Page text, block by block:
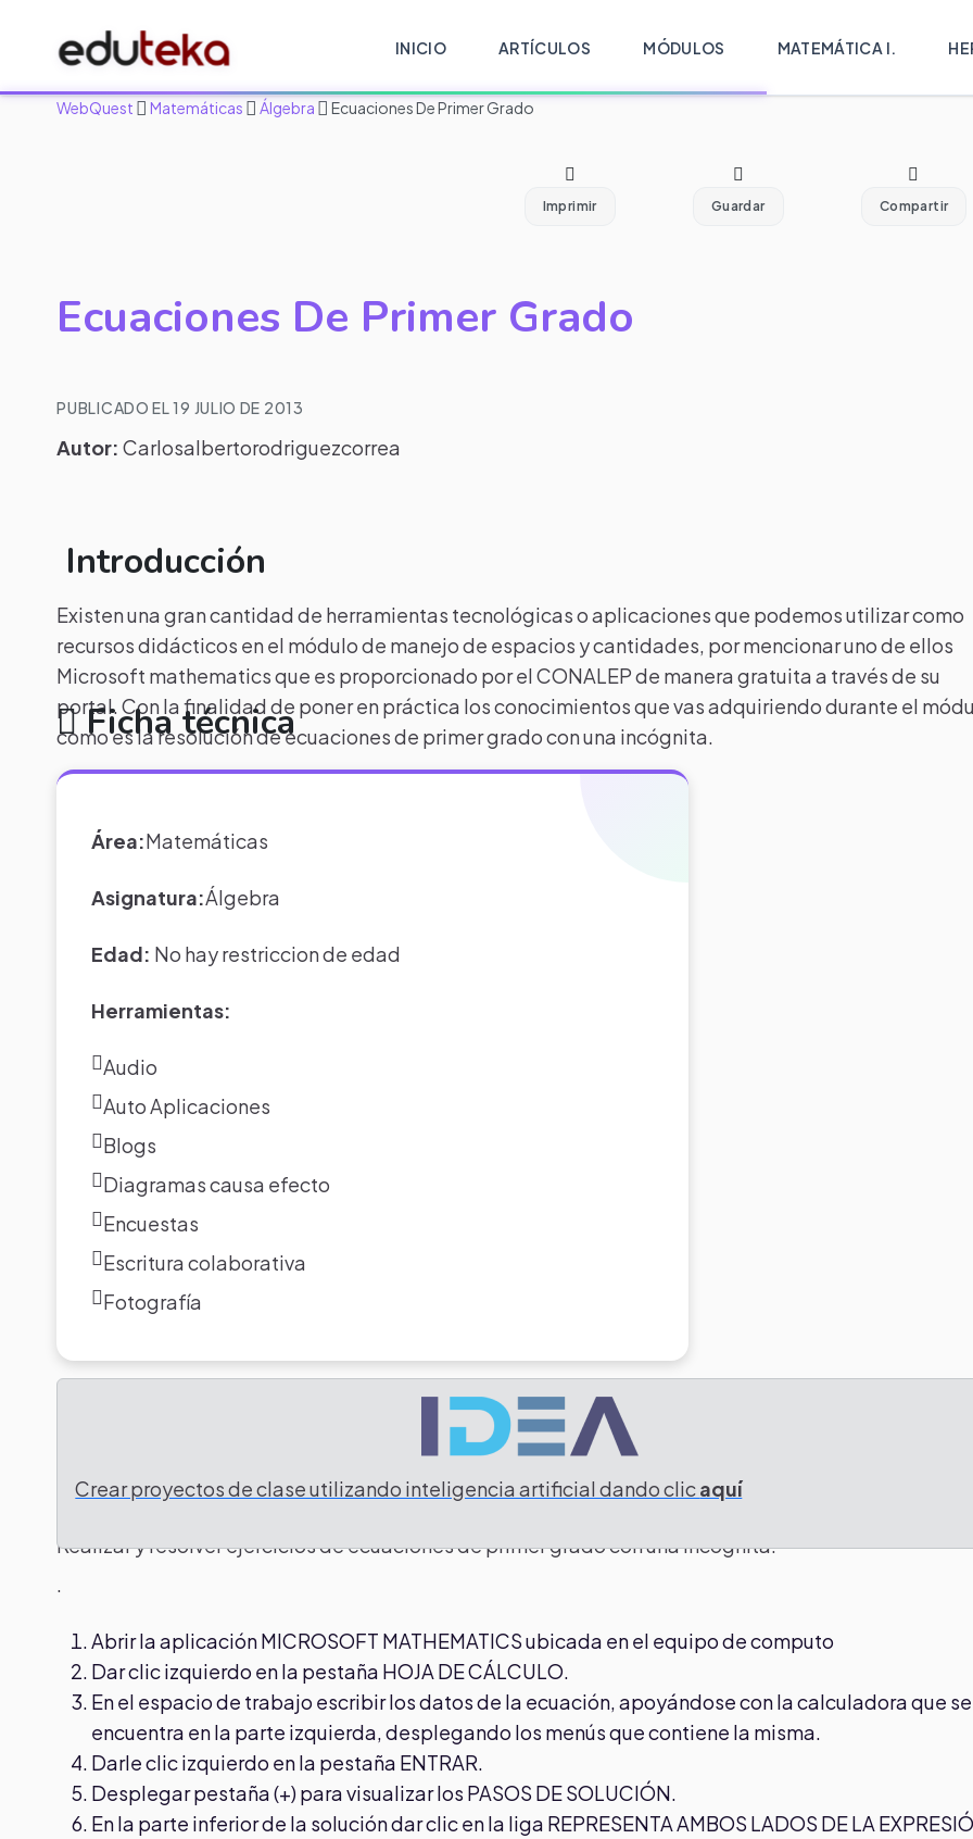
INICIO ARTÍCULOS MÓDULOS MATEMÁTICA I.
WebQuest Matemáticas Álgebra Ecuaciones De Primer Grado
Imprimir Guardar Compartir
Ecuaciones De Primer Grado
PUBLICADO EL 19 JULIO DE 2013
Autor: Carlosalbertorodriguezcorrea
Introducción
Existen una gran cantidad de herramientas tecnológicas o aplicaciones que podemos utilizar como
recursos didácticos en el módulo de manejo de espacios y cantidades, por mencionar uno de ellos
Microsoft mathematics que es proporcionado por el CONALEP de manera gratuita a través de su
portal. Con la finalidad de poner en práctica los conocimientos que vas adquiriendo durante el
como es la resolución de ecuaciones de primer grado con una incógnita.
Ficha técnica
Área:Matemáticas
Asignatura:Álgebra
Edad: No hay restriccion de edad
Herramientas:
Audio
Auto Aplicaciones
Blogs
Diagramas causa efecto
Encuestas
Escritura colaborativa
Fotografía
Crear proyectos de clase utilizando inteligencia artificial dando clicaquí
Tarea
Realizar y resolver ejercicios de ecuaciones de primer grado con una incógnita.
.
Abrir la aplicación MICROSOFT MATHEMATICS ubicada en el equipo de computo
Dar clic izquierdo en la pestaña HOJA DE CÁLCULO.
En el espacio de trabajo escribir los datos de la ecuación, apoyándose con la calculadora que se
encuentra en la parte izquierda, desplegando los menús que contiene la misma.
Darle clic izquierdo en la pestaña ENTRAR.
Desplegar pestaña (+) para visualizar los PASOS DE SOLUCIÓN.
En la parte inferior de la solución dar clic en la liga REPRESENTA AMBOS LADOS DE LA